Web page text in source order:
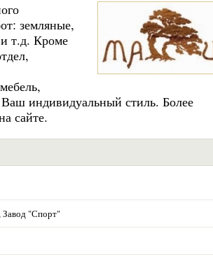
земляные,
т.д. Кроме
индивидуальный стиль. Более
сайте.
Завод "Спорт"